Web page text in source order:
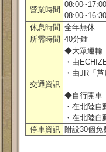
營業時間
休息時間 全年無休
所需時間 40分鍾
交通資訊
◆大眾運輸
・由
・由JR「
◆自行開車
・在北陸
・在北陸
停車資訊 附設30個免